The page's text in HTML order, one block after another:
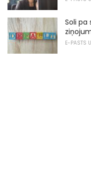
Soli pa
E-PASTS